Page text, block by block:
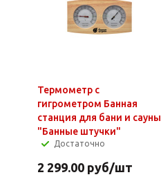
Термометр с
гигрометром Банная
станция для бани и сауны
"Банные штучки"
Достаточно
2 299.00 руб/шт